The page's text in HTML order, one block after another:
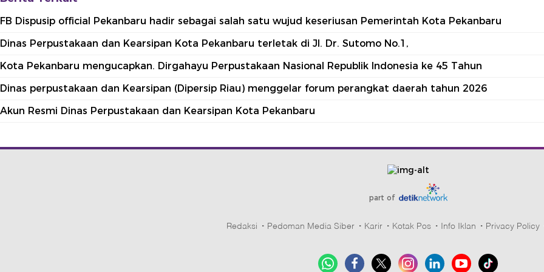
FB Dispusip official Pekanbaru hadir sebagai salah satu wujud keseriusan Pemerintah Kota Pekanbaru
Dinas Perpustakaan dan Kearsipan Kota Pekanbaru terletak di Jl. Dr. Sutomo No.1,
Kota Pekanbaru mengucapkan. Dirgahayu Perpustakaan Nasional Republik Indonesia ke 45 Tahun
Dinas perpustakaan dan Kearsipan (Dipersip Riau) menggelar forum perangkat daerah tahun 2026
Akun Resmi Dinas Perpustakaan dan Kearsipan Kota Pekanbaru
part of
Redaksi Pedoman Media Siber Karir Kotak Pos Info Iklan Privacy Policy